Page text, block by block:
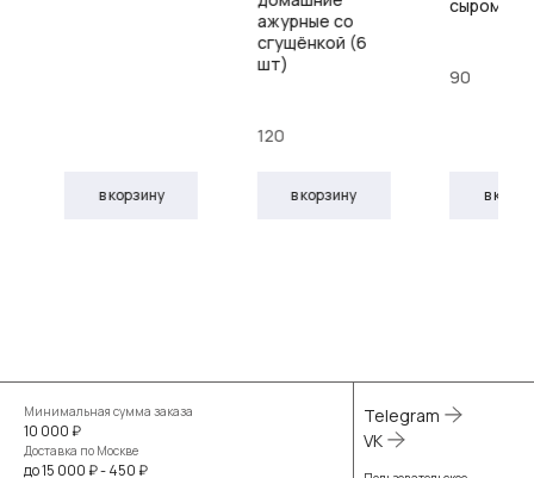
в корзину
ажурные со
сгущёнкой (6
шт)
120
в корзину
сыром
90
в
Минимальная сумма заказа
10 000 ₽
Доставка по Москве
до 15 000 ₽ - 450 ₽
Telegram
VK